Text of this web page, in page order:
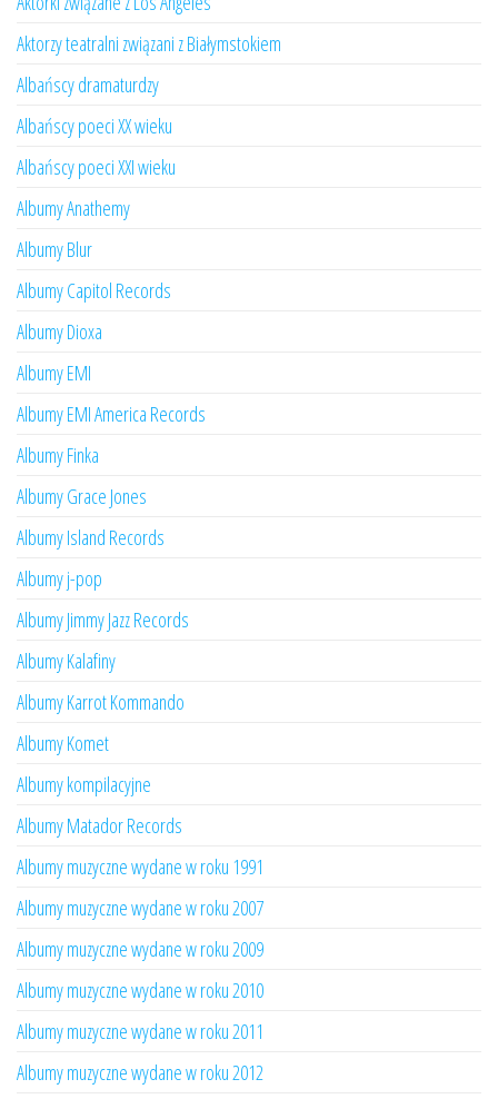
Aktorzy teatralni związani z Białymstokiem
Albańscy dramaturdzy
Albańscy poeci XX wieku
Albańscy poeci XXI wieku
Albumy Anathemy
Albumy Blur
Albumy Capitol Records
Albumy Dioxa
Albumy EMI
Albumy EMI America Records
Albumy Finka
Albumy Grace Jones
Albumy Island Records
Albumy j-pop
Albumy Jimmy Jazz Records
Albumy Kalafiny
Albumy Karrot Kommando
Albumy Komet
Albumy kompilacyjne
Albumy Matador Records
Albumy muzyczne wydane w roku 1991
Albumy muzyczne wydane w roku 2007
Albumy muzyczne wydane w roku 2009
Albumy muzyczne wydane w roku 2010
Albumy muzyczne wydane w roku 2011
Albumy muzyczne wydane w roku 2012